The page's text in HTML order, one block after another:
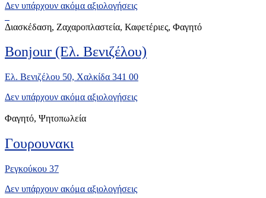
Δεν υπάρχουν ακόμα αξιολογήσεις
Διασκέδαση, Ζαχαροπλαστεία, Καφετέριες, Φαγητό
Bonjour (Ελ. Βενιζέλου)
Ελ. Βενιζέλου 50, Χαλκίδα 341 00
Δεν υπάρχουν ακόμα αξιολογήσεις
Φαγητό, Ψητοπωλεία
Γουρουνακι
Ρεγκούκου 37
Δεν υπάρχουν ακόμα αξιολογήσεις